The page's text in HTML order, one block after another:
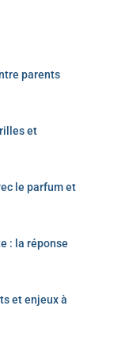
parents
et
le parfum et
: la réponse
et enjeux à